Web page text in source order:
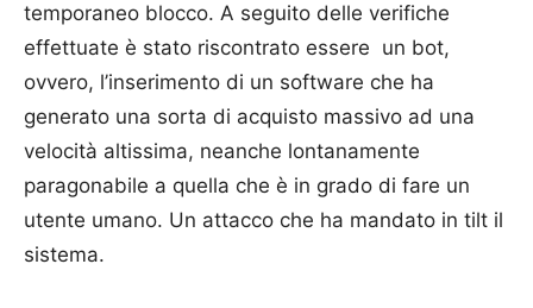
temporaneo blocco. A seguito delle verifiche
effettuate è stato riscontrato essere un bot,
ovvero, l’inserimento di un software che ha
generato una sorta di acquisto massivo ad una
velocità altissima, neanche lontanamente
paragonabile a quella che è in grado di fare un
utente umano. Un attacco che ha mandato in tilt il
sistema.